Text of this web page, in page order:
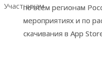
по всем регионам
мероприятиях и по
скачивания в App
по всем регионам
мероприятиях и по
скачивания в App
Участникам
Забронировать стенд
Преимущества